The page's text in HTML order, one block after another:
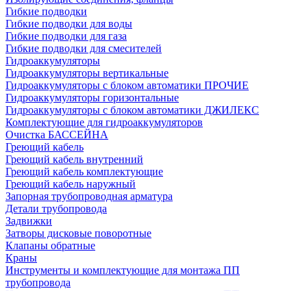
Гибкие подводки
Гибкие подводки для воды
Гибкие подводки для газа
Гибкие подводки для смесителей
Гидроаккумуляторы
Гидроаккумуляторы вертикальные
Гидроаккумуляторы с блоком автоматики ПРОЧИЕ
Гидроаккумуляторы горизонтальные
Гидроаккумуляторы с блоком автоматики ДЖИЛЕКС
Комплектующие для гидроаккумуляторов
Очистка БАССЕЙНА
Греющий кабель
Греющий кабель внутренний
Греющий кабель комплектующие
Греющий кабель наружный
Запорная трубопроводная арматура
Детали трубопровода
Задвижки
Затворы дисковые поворотные
Клапаны обратные
Краны
Инструменты и комплектующие для монтажа ПП
трубопровода